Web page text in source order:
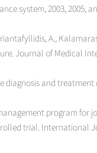
system, 2003, 2005,
A.,
Journal of Medical
diagnosis and
program
trial. International